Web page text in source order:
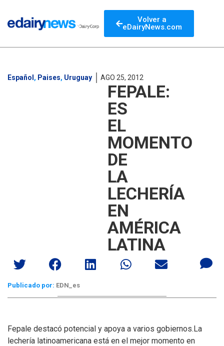
Volver a
eDairyNews.com
Español , Paises, Uruguay AGO 25, 2012
FEPALE:
ES
EL
MOMENTO
DE
LA
LECHERÍA
EN
AMÉRICA
LATINA
Publicado por: EDN_es
Fepale destacó potencial y apoya a varios gobiernos.La
lechería latinoamericana está en el mejor momento en